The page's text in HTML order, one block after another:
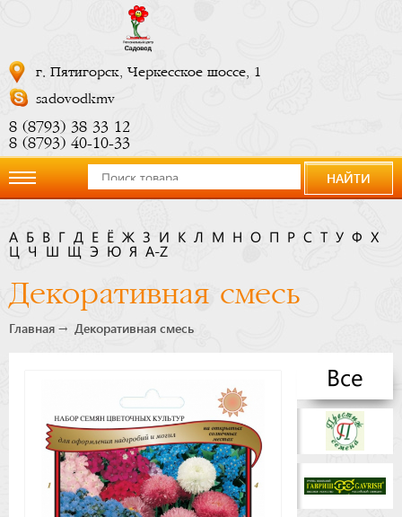
г. Пятигорск, Черкесское шоссе, 1
sadovodkmv
8 (8793) 38 33 12
8 (8793) 40-10-33
компании
Новости
Бренды
Доставка
НАЙТИ
А Б В Г Д Е Ё Ж З И К Л М Н О П Р С Т У Ф
Х
Ч Э Ю Я A-Z
Декоративная смесь
Главная Декоративная смесь
Все